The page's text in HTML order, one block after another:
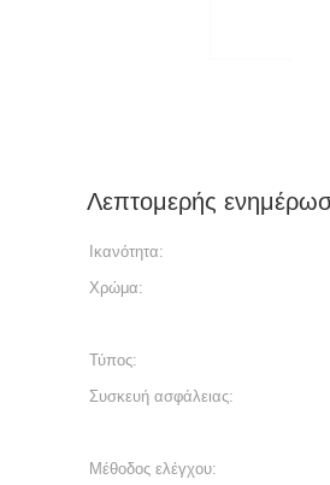
Λεπτομερής
Ικανότητα:
Χρώμα:
Τύπος:
Συσκευή ασφάλειας:
Μέθοδος ελέγχου: